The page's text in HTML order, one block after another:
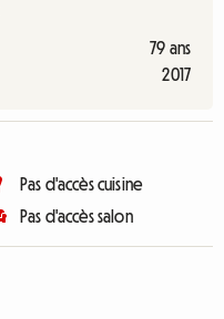
79 ans
2017
Pas d'accès cuisine
Pas d'accès salon